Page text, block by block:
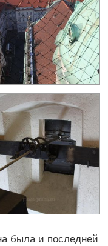
была и последней